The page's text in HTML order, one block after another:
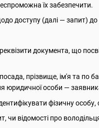
їх забезпечити.
доступу (далі — запит)
документа, що
прізвище, ім'я та по
юридичної особи —
фізичну
чи відомості про